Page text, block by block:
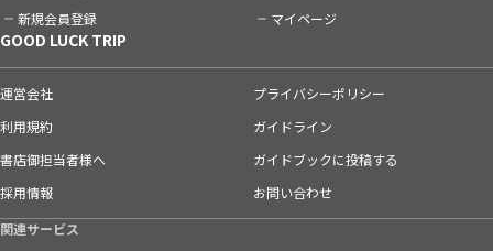
新規会員登録 マイページ
GOOD LUCK TRIP
運営会社
プライバシーポリシー
利用規約
ガイドライン
書店御担当者様へ
ガイドブックに投稿する
採用情報
お問い合わせ
関連サービス